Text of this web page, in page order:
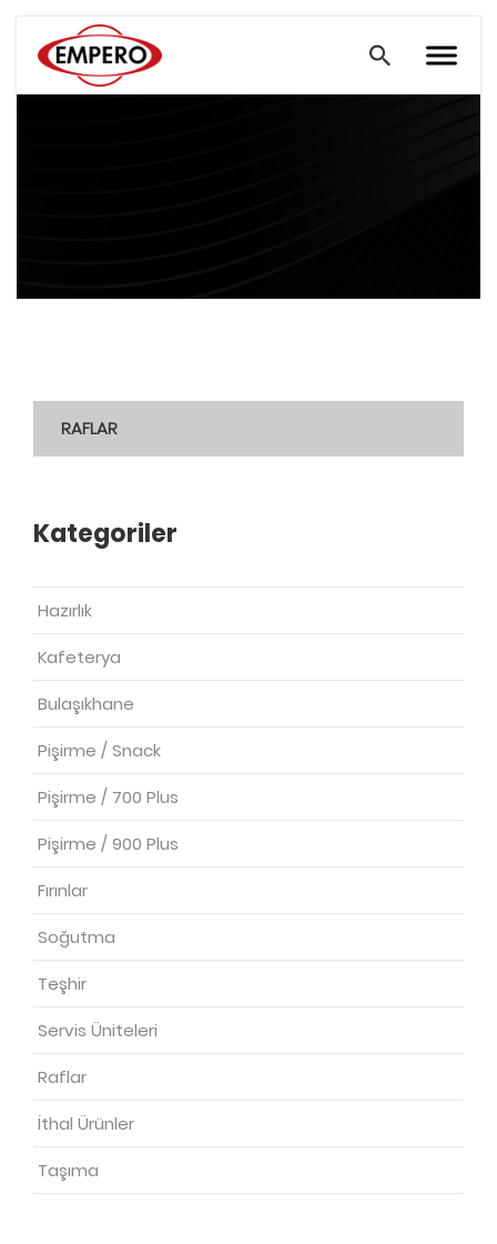
RAFLAR
Kategoriler
Hazırlık
Kafeterya
Bulaşıkhane
Pişirme / Snack
Pişirme / 700 Plus
Pişirme / 900 Plus
Fırınlar
Soğutma
Teşhir
Servis Üniteleri
Raflar
İthal Ürünler
Taşıma